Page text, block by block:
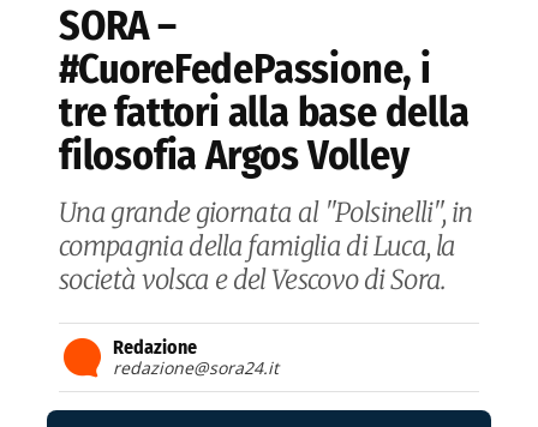
SORA –
#CuoreFedePassione, i
tre fattori alla base della
filosofia Argos Volley
Una grande giornata al "Polsinelli", in
compagnia della famiglia di Luca, la
società volsca e del Vescovo di Sora.
Redazione
redazione@sora24.it